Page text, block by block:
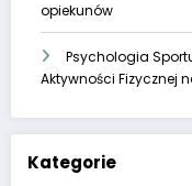
opiekunów
Psychologia
Aktywności Fizycznej
Kategorie